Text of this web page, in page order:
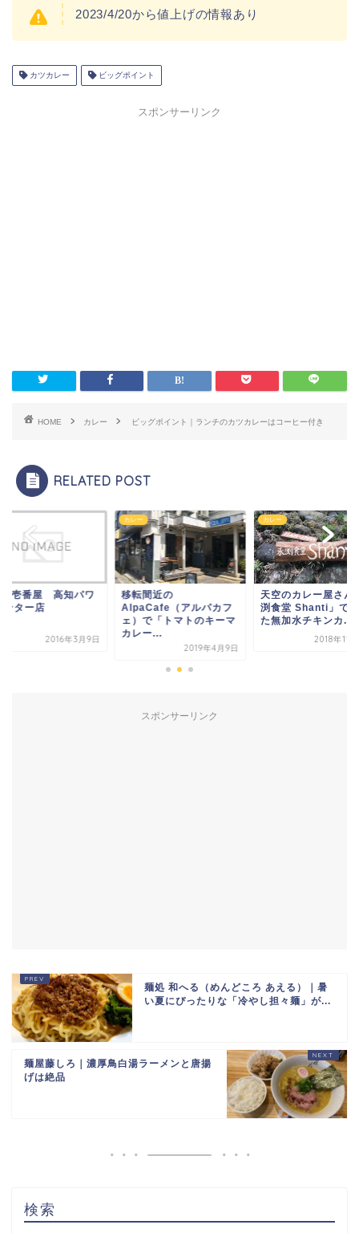
2023/4/20から値上げの情報あり
カツカレー ビッグポイント
スポンサーリンク
HOME カレー ビッグポイント｜ランチのカツカレーはコーヒー付き
RELATED POST
壱番屋 高知パワ
ンター店
2016年3月9日
カレー
移転間近の
AlpaCafe（アルパカフ
ェ）で「トマトのキーマ
カレー...
2019年4月9日
カレー
天空のカレー屋さん
渕食堂 Shanti」で
た無加水チキンカ...
2018年11
スポンサーリンク
麺処 和へる（めんどころ あえる）｜暑
い夏にぴったりな「冷やし担々麺」が...
麺屋藤しろ｜濃厚鳥白湯ラーメンと唐揚
げは絶品
検索